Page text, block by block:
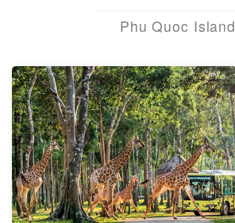
Phu Quoc Island